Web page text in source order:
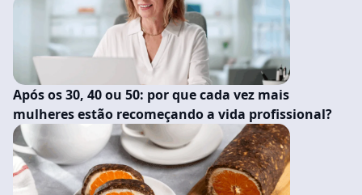
Após os 30, 40 ou 50: por que cada vez mais
mulheres estão recomeçando a vida profissional?